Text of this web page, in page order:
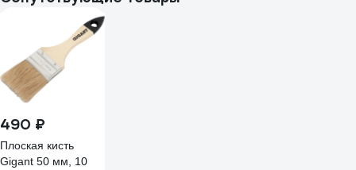
490 ₽
Плоская кисть
Gigant 50 мм, 10